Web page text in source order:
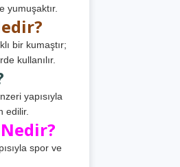
yumuşaktır.
bir kumaştır;
kullanılır.
yapısıyla
edilir.
spor ve